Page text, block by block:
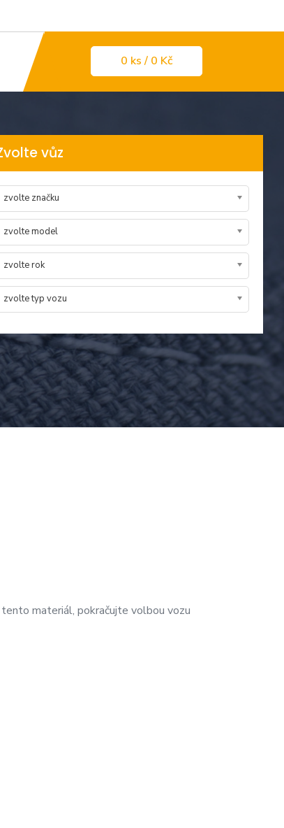
0 ks/ 0 Kč
vůz
zvolte značku
zvolte model
zvolte rok
zvolte typ vozu
materiál, pokračujte volbou vozu